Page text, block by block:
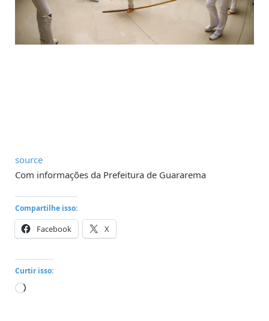
source
Com informações da Prefeitura de Guararema
Compartilhe isso:
Facebook X
Curtir isso:
Carregando...